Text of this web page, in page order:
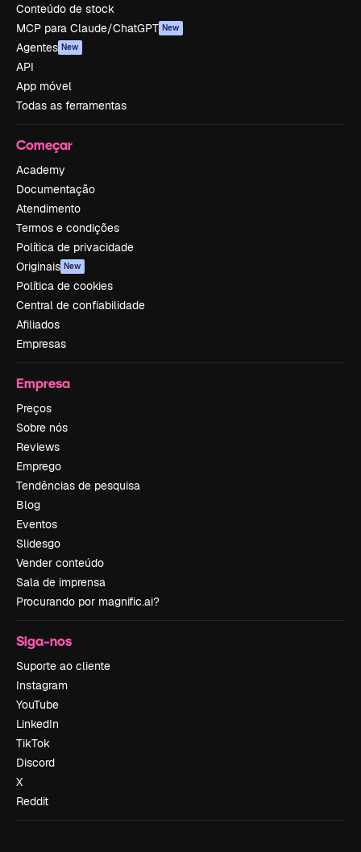
Conteúdo de stock
MCP para Claude/ChatGPT New
Agentes New
API
App móvel
Todas as ferramentas
Começar
Academy
Documentação
Atendimento
Termos e condições
Política de privacidade
Originais New
Política de cookies
Central de confiabilidade
Afiliados
Empresas
Empresa
Preços
Sobre nós
Reviews
Emprego
Tendências de pesquisa
Blog
Eventos
Slidesgo
Vender conteúdo
Sala de imprensa
Procurando por magnific.ai?
Siga-nos
Suporte ao cliente
Instagram
YouTube
LinkedIn
TikTok
Discord
X
Reddit